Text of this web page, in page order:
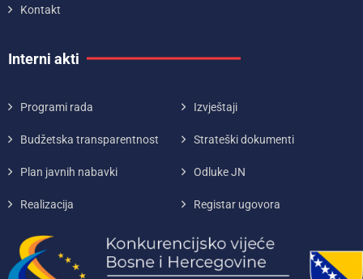
Kontakt
Interni akti
Programi rada Izvještaji
Budžetska transparentnost Strateški dokumenti
Plan javnih nabavki Odluke JN
Realizacija Registar ugovora